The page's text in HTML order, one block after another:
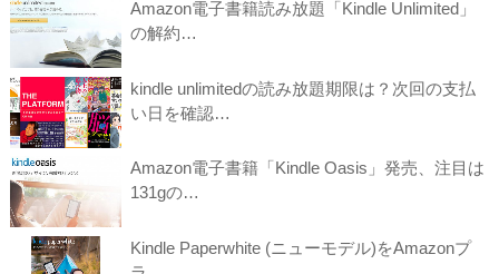
Amazon電子書籍読み放題「Kindle Unlimited」
の解約…
kindle unlimitedの読み放題期限は？次回の支払
い日を確認…
Amazon電子書籍「Kindle Oasis」発売、注目は
131gの…
Kindle Paperwhite (ニューモデル)をAmazonプ